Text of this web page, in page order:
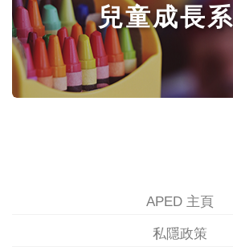
兒童成長
APED 主頁
私隱政策